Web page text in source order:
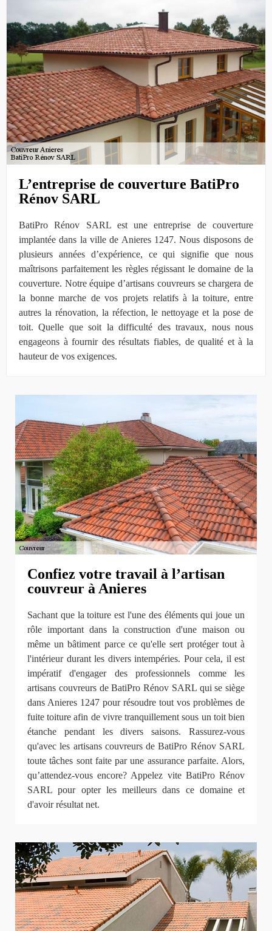
L’entreprise de couverture BatiPro
Rénov SARL
BatiPro Rénov SARL est une entreprise de couverture
implantée dans la ville de Anieres 1247. Nous disposons de
plusieurs années d’expérience, ce qui signifie que nous
maîtrisons parfaitement les règles régissant le domaine de la
couverture. Notre équipe d’artisans couvreurs se chargera de
la bonne marche de vos projets relatifs à la toiture, entre
autres la rénovation, la réfection, le nettoyage et la pose de
toit. Quelle que soit la difficulté des travaux, nous nous
engageons à fournir des résultats fiables, de qualité et à la
hauteur de vos exigences.
Confiez votre travail à l’artisan
couvreur à Anieres
Sachant que la toiture est l'une des éléments qui joue un
rôle important dans la construction d'une maison ou
même un bâtiment parce ce qu'elle sert protéger tout à
l'intérieur durant les divers intempéries. Pour cela, il est
impératif d'engager des professionnels comme les
artisans couvreurs de BatiPro Rénov SARL qui se siège
dans Anieres 1247 pour résoudre tout vos problèmes de
fuite toiture afin de vivre tranquillement sous un toit bien
étanche pendant les divers saisons. Rassurez-vous
qu'avec les artisans couvreurs de BatiPro Rénov SARL
toute tâches sont faite par une assurance parfaite. Alors,
qu’attendez-vous encore? Appelez vite BatiPro Rénov
SARL pour opter les meilleurs dans ce domaine et
d'avoir résultat net.